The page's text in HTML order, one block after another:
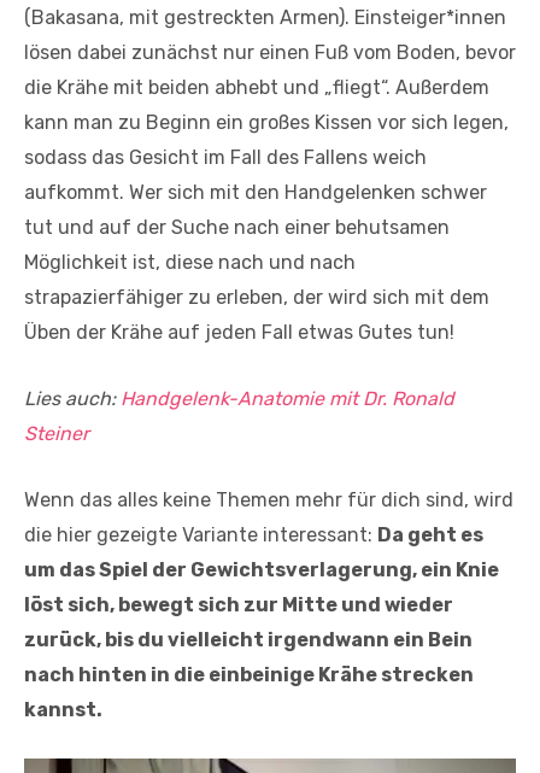
(Bakasana, mit gestreckten Armen). Einsteiger*innen
lösen dabei zunächst nur einen Fuß vom Boden, bevor
die Krähe mit beiden abhebt und „fliegt“. Außerdem
kann man zu Beginn ein großes Kissen vor sich legen,
sodass das Gesicht im Fall des Fallens weich
aufkommt. Wer sich mit den Handgelenken schwer
tut und auf der Suche nach einer behutsamen
Möglichkeit ist, diese nach und nach
strapazierfähiger zu erleben, der wird sich mit dem
Üben der Krähe auf jeden Fall etwas Gutes tun!
Lies auch: Handgelenk-Anatomie mit Dr. Ronald
Steiner
Wenn das alles keine Themen mehr für dich sind, wird
die hier gezeigte Variante interessant: Da geht es
um das Spiel der Gewichtsverlagerung, ein Knie
löst sich, bewegt sich zur Mitte und wieder
zurück, bis du vielleicht irgendwann ein Bein
nach hinten in die einbeinige Krähe strecken
kannst.